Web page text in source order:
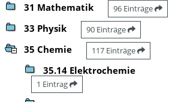
31 Mathematik 96 Einträge
33 Physik 90 Einträge
35 Chemie 117 Einträge
35.14 Elektrochemie
1 Eintrag